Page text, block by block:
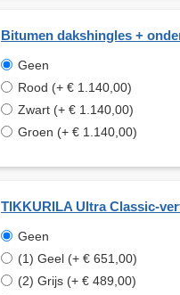
Bitumen dakshingles +
Geen
Rood (+ € 1.140,00)
Zwart (+ € 1.140,00)
Groen (+ € 1.140,00)
TIKKURILA Ultra Classic-
Geen
(1) Geel (+ € 651,00)
(2) Grijs (+ € 489,00)